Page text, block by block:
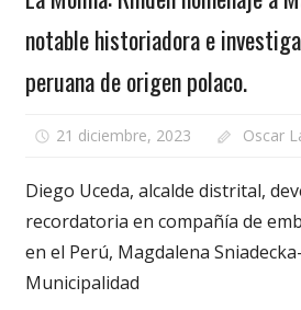
notable historiadora e
peruana de origen polaco.
21 diciembre, 2023 Oscar
Diego Uceda, alcalde distrital,
recordatoria en compañía de
en el Perú, Magdalena
Municipalidad